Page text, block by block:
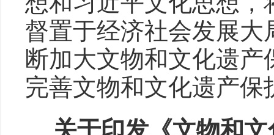
督置于经济社会发展
断加大文物和文化遗
完善文物和文化遗产保